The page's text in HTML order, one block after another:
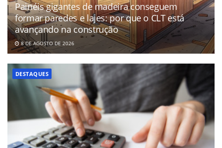
Painéis gigantes de madeira conseguem
formar paredes e lajes: por que o CLT está
avançando na construção
8 DE AGOSTO DE 2026
DESTAQUES